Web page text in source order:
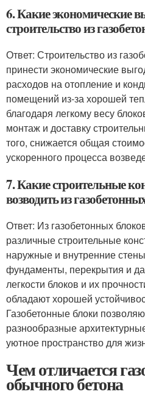
6. Какие экономические
строительство из
Ответ: Строительство из
принести экономические
расходов на отопление и
помещений из-за хорошей
благодаря легкому весу
монтаж и доставку
того, снижается общая
ускоренного процесса
7. Какие строительные
возводить из
Ответ: Из газобетонных
различные строительные
наружные и внутренние
фундаменты, перекрытия и
легкости блоков и их
обладают хорошей
Газобетонные блоки
разнообразные
уютное пространство для
Чем отличается
обычного бетона